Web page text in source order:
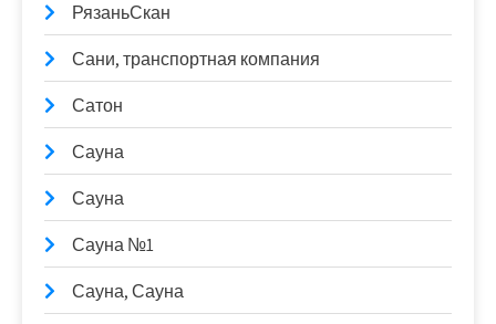
РязаньСкан
Сани, транспортная компания
Сатон
Сауна
Сауна
Сауна №1
Сауна, Сауна